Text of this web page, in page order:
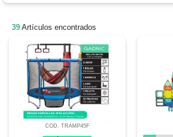
39 Artículos encontrados
COD. TRAMP45F